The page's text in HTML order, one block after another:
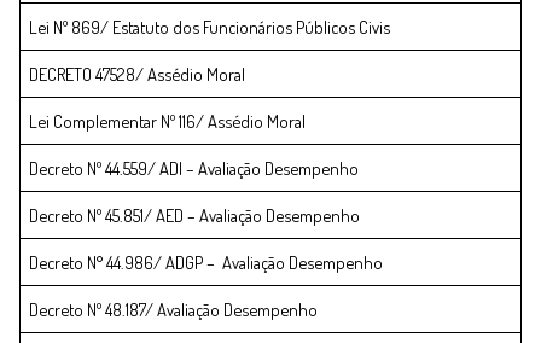
Lei Nº 869/ Estatuto dos Funcionários Públicos Civis
DECRETO 47528/ Assédio Moral
Lei Complementar Nº 116/ Assédio Moral
Decreto Nº 44.559/ ADI – Avaliação Desempenho
Decreto Nº 45.851/ AED – Avaliação Desempenho
Decreto N° 44.986/ ADGP – Avaliação Desempenho
Decreto Nº 48.187/ Avaliação Desempenho